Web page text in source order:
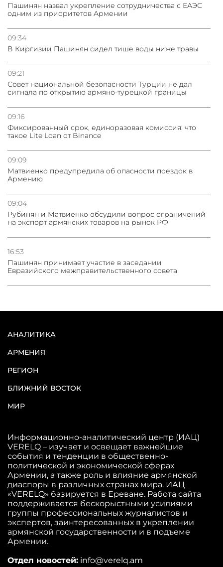
Пашинян назвал укрепление сотрудничества с ЕАЭС
одним из приоритетов Армении
09:34
В Киргизии Пашинян сидел тише воды ниже травы
09:21
Совет национальной безопасности Турции не дал
сигнала по открытию армяно-турецкой границы
09:16
Фиксированный срок, единоразовая комиссия: что
такое Lite Loan от Binance
09:09
Матвиенко предупредила об опасности поездок в
Армению
09:04
Рубинян и Матвиенко обсудили вопрос ограничений
на экспорт армянских товаров на рынок РФ
16:53
Пашинян принимает участие в заседании
Евразийского межправительственного совета
АНАЛИТИКА
АРМЕНИЯ
РЕГИОН
БЛИЖНИЙ ВОСТОК
МИР
Информационно-аналитический центр (ИАЦ)
VERELQ – изучает и освещает важнейшие
события и тенденции в общественно-
политической и экономической сферах
Армении, а также роль и влияние армянской
диаспоры в различных странах мира. ИАЦ
«VERELQ» базируется в Ереване. Работа сайта
поддерживается бескорыстными усилиями
группы профессиональных журналистов и
экспертов, заинтересованных в укреплении
армянской государственности и в подъеме
Армении.
Отдел новостей: info@verelq.am